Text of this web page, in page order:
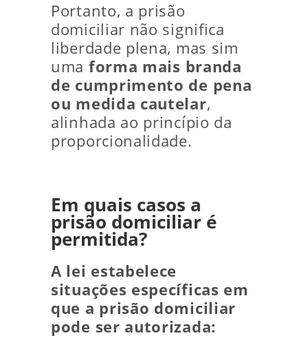
Portanto, a prisão
domiciliar não significa
liberdade plena, mas sim
uma forma mais branda
de cumprimento de pena
ou medida cautelar,
alinhada ao princípio da
proporcionalidade.
Em quais casos a
prisão domiciliar é
permitida?
A lei estabelece
situações específicas em
que a prisão domiciliar
pode ser autorizada: